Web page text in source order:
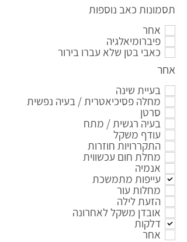
תסמונות כאב נוספות
אחר
פיברומיאלגיה
כאבי בטן שלא עברו בירור
אחר
בעיית שינה
מחלה פסיכיאטרית / בעיה נפשית
סרטן
בעיה רגשית / מתח
עודף משקל
התקררויות חוזרות
מחלת חום עכשווית
אנמיה
עייפות מתמשכת
מחלות עור
הזעת לילה
אובדן משקל לאחרונה
דלקות
אחר